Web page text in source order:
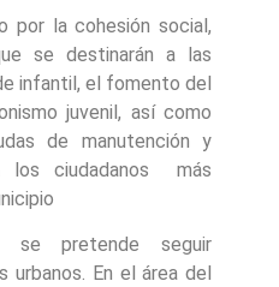
por la cohesión social,
se destinarán a las
infantil, el fomento del
juvenil, así como
de manutención y
los ciudadanos más
se pretende seguir
urbanos. En el área del